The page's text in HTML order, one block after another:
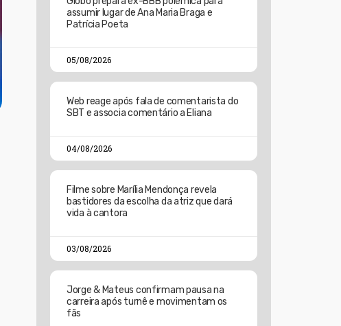
assumir lugar de Ana Maria Braga e
Patrícia Poeta
05/08/2026
Web reage após fala de comentarista do
SBT e associa comentário a Eliana
04/08/2026
Filme sobre Marília Mendonça revela
bastidores da escolha da atriz que dará
vida à cantora
03/08/2026
Jorge & Mateus confirmam pausa na
carreira após turnê e movimentam os
fãs